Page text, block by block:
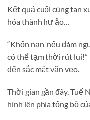
Kết quả cuối cùng tan
hóa thành hư ảo…
“Khốn nạn, nếu đám
có thể tạm thời rút lui!”
đến sắc mặt vặn vẹo.
Thời gian gần đây, Tuế
hình lên phía tổng bộ